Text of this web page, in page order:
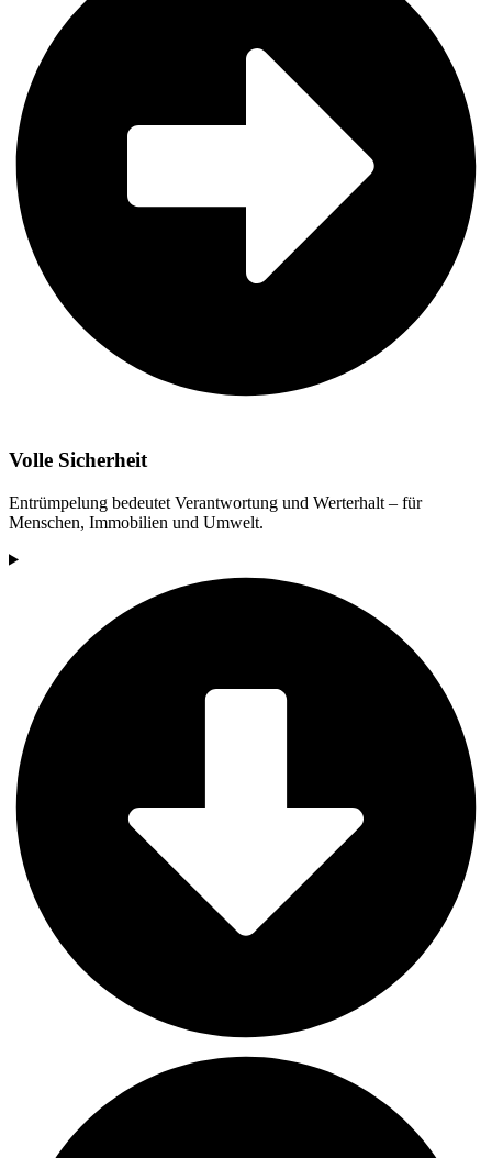
Volle Sicherheit
Entrümpelung bedeutet Verantwortung und Werterhalt – für
Menschen, Immobilien und Umwelt.